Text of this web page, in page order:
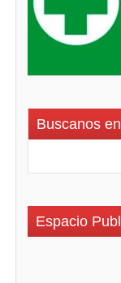
Buscanos
Espacio